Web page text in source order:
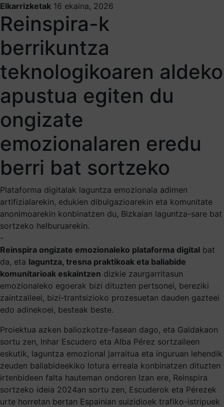
Elkarrizketak 16 ekaina, 2026
Reinspira-k
berrikuntza
teknologikoaren aldeko
apustua egiten du
ongizate
emozionalaren eredu
berri bat sortzeko
Plataforma digitalak laguntza emozionala adimen
artifizialarekin, edukien dibulgazioarekin eta komunitate
anonimoarekin konbinatzen du, Bizkaian laguntza-sare bat
sortzeko helburuarekin.
-
Reinspira ongizate emozionaleko plataforma digital bat
da, eta laguntza, tresna praktikoak eta baliabide
komunitarioak eskaintzen dizkie zaurgarritasun
emozionaleko egoerak bizi dituzten pertsonei, bereziki
zaintzaileei, bizi-trantsizioko prozesuetan dauden gazteei
edo adinekoei, besteak beste.
Proiektua azken baliozkotze-fasean dago, eta Galdakaon
sortu zen, Inhar Escudero eta Alba Pérez sortzaileen
eskutik, laguntza emozional jarraitua eta inguruan lehendik
zeuden baliabideekiko lotura erreala konbinatzen dituzten
irtenbideen falta hauteman ondoren Izan ere, Reinspira
sortzeko ideia 2024an sortu zen, Escuderok eta Pérezek
urte horretan bertan Espainian suizidioek trafiko-istripuek